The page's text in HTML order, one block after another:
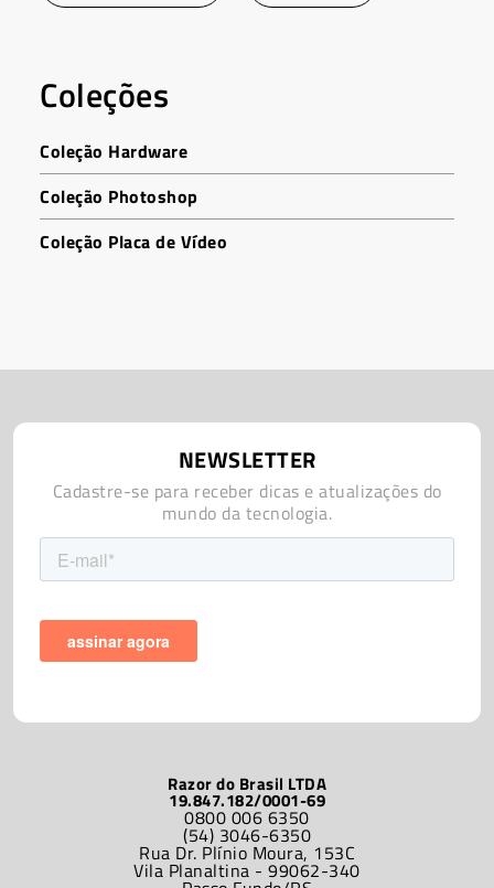
Coleções
Coleção Hardware
Coleção Photoshop
Coleção Placa de Vídeo
Razor do Brasil LTDA
19.847.182/0001-69
0800 006 6350
(54) 3046-6350
Rua Dr. Plínio Moura, 153C
Vila Planaltina - 99062-340
NEWSLETTER
Cadastre-se para receber dicas e atualizações do
mundo da tecnologia.